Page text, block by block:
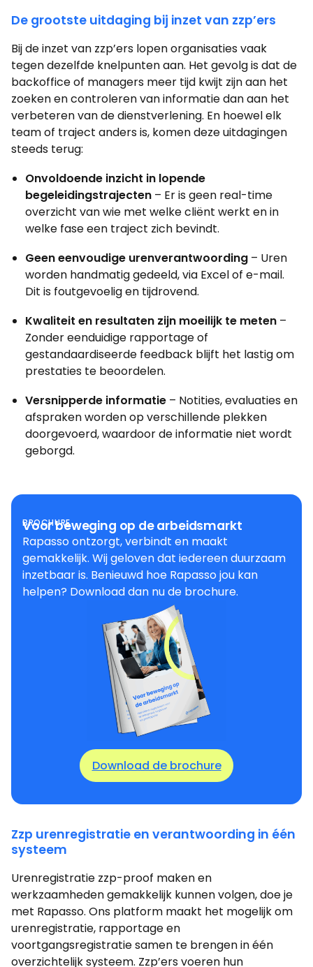
De grootste uitdaging bij inzet van zzp’ers
Bij de inzet van zzp’ers lopen organisaties vaak
tegen dezelfde knelpunten aan. Het gevolg is dat de
backoffice of managers meer tijd kwijt zijn aan het
zoeken en controleren van informatie dan aan het
verbeteren van de dienstverlening. En hoewel elk
team of traject anders is, komen deze uitdagingen
steeds terug:
Onvoldoende inzicht in lopende
begeleidingstrajecten – Er is geen real-time
overzicht van wie met welke cliënt werkt en in
welke fase een traject zich bevindt.
Geen eenvoudige urenverantwoording – Uren
worden handmatig gedeeld, via Excel of e-mail.
Dit is foutgevoelig en tijdrovend.
Kwaliteit en resultaten zijn moeilijk te meten –
Zonder eenduidige rapportage of
gestandaardiseerde feedback blijft het lastig om
prestaties te beoordelen.
Versnipperde informatie – Notities, evaluaties en
afspraken worden op verschillende plekken
doorgevoerd, waardoor de informatie niet wordt
geborgd.
BROCHURE
Voor beweging op de arbeidsmarkt
Rapasso ontzorgt, verbindt en maakt
gemakkelijk. Wij geloven dat iedereen duurzaam
inzetbaar is. Benieuwd hoe Rapasso jou kan
helpen? Download dan nu de brochure.
Download de brochure
Zzp urenregistratie en verantwoording in één
systeem
Urenregistratie zzp-proof maken en
werkzaamheden gemakkelijk kunnen volgen, doe je
met Rapasso. Ons platform maakt het mogelijk om
urenregistratie, rapportage en
voortgangsregistratie samen te brengen in één
overzichtelijk systeem. Zzp’ers voeren hun